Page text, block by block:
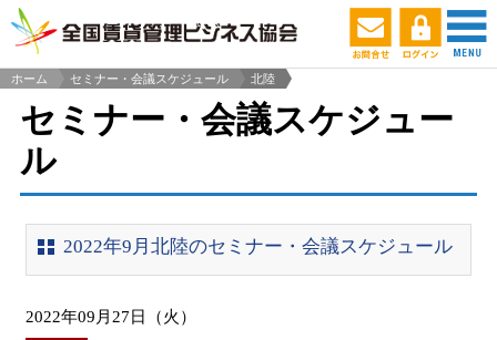
ホーム
セミナー・会議スケジュール
北陸
セミナー・会議スケジュー
ル
2022年9月北陸のセミナー・会議スケジュール
2022年09月27日（火）